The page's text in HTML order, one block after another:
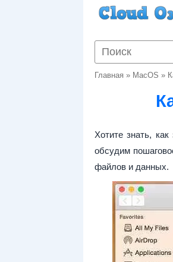
Главная » MacOS »
Хотите знать,
обсудим
файлов и данных.